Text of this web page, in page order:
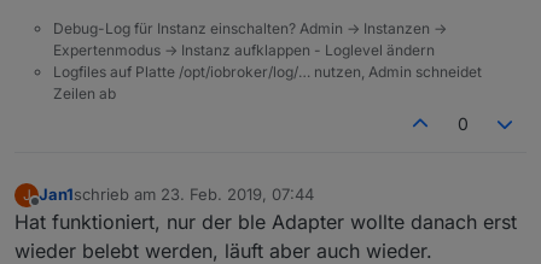
Debug-Log für Instanz einschalten? Admin -> Instanzen ->
Expertenmodus -> Instanz aufklappen - Loglevel ändern
Logfiles auf Platte /opt/iobroker/log/… nutzen, Admin schneidet
Zeilen ab
0
J
Offline
Jan1schrieb am 23. Feb. 2019, 07:44
zuletzt editiert von
Hat funktioniert, nur der ble Adapter wollte danach erst
wieder belebt werden, läuft aber auch wieder.